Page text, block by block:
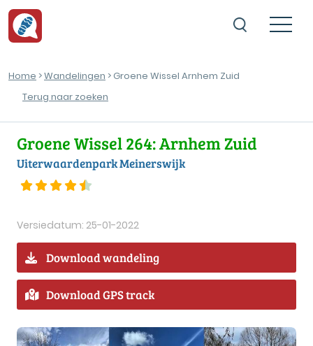
Home >Wandelingen > Groene Wissel Arnhem Zuid
Terug naar zoeken
Groene Wissel 264: Arnhem Zuid
Uiterwaardenpark Meinerswijk
Versiedatum: 25-01-2022
Download wandeling
Download GPS track